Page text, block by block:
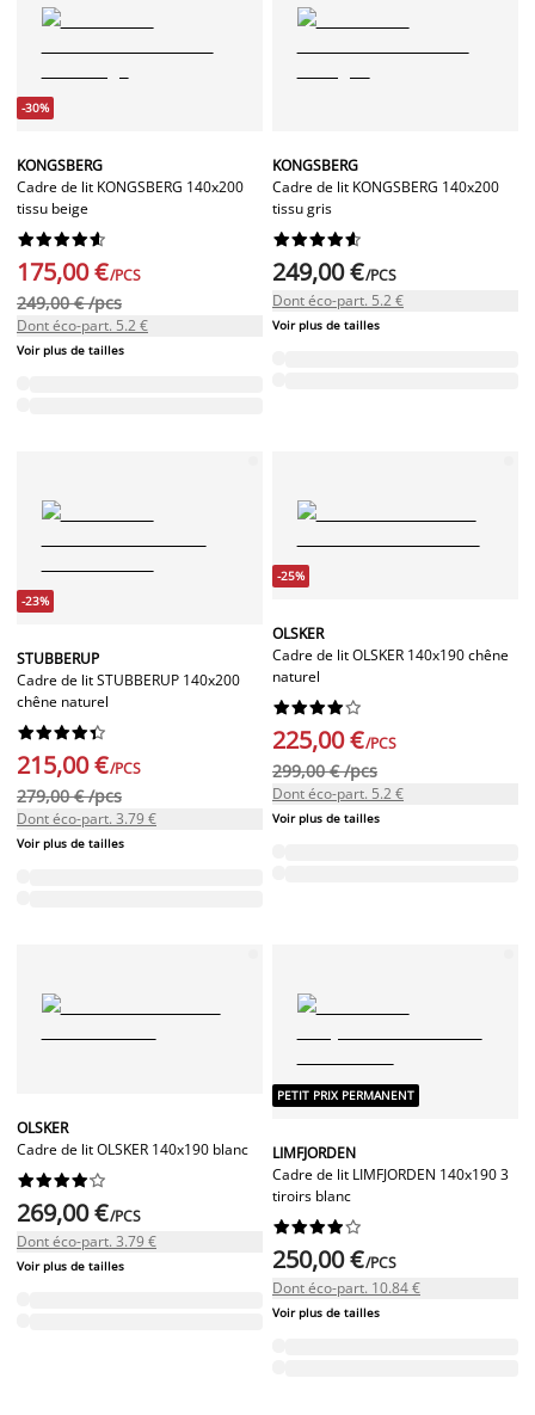
-30%
KONGSBERG
Cadre de lit KONGSBERG 140x200
tissu beige






175,00 €/PCS
249,00 € /pcs
Dont éco-part. 5.2 €
Voir plus de tailles
KONGSBERG
Cadre de lit KONGSBERG 140x200
tissu gris






249,00 €/PCS
Dont éco-part. 5.2 €
Voir plus de tailles
-23%
STUBBERUP
Cadre de lit STUBBERUP 140x200
chêne naturel






215,00 €/PCS
279,00 € /pcs
Dont éco-part. 3.79 €
Voir plus de tailles
-25%
OLSKER
Cadre de lit OLSKER 140x190 chêne
naturel






225,00 €/PCS
299,00 € /pcs
Dont éco-part. 5.2 €
Voir plus de tailles
OLSKER
Cadre de lit OLSKER 140x190 blanc






269,00 €/PCS
Dont éco-part. 3.79 €
Voir plus de tailles
PETIT PRIX PERMANENT
LIMFJORDEN
Cadre de lit LIMFJORDEN 140x190 3
tiroirs blanc






250,00 €/PCS
Dont éco-part. 10.84 €
Voir plus de tailles